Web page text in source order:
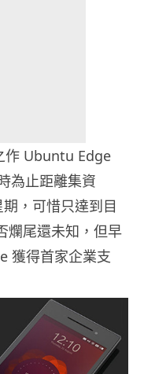
作 Ubuntu Edge
為止距離集資
，可惜只達到目
爛尾還未知，但早
獲得首家企業支